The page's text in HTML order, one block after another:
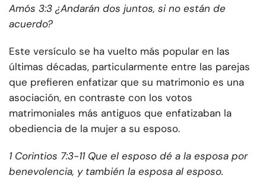
Amós 3:3 ¿Andarán dos juntos, si no están de
acuerdo?
Este versículo se ha vuelto más popular en las
últimas décadas, particularmente entre las parejas
que prefieren enfatizar que su matrimonio es una
asociación, en contraste con los votos
matrimoniales más antiguos que enfatizaban la
obediencia de la mujer a su esposo.
1 Corintios 7:3-11 Que el esposo dé a la esposa por
benevolencia, y también la esposa al esposo.